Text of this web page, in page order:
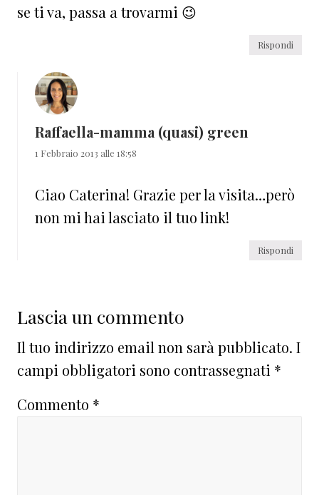
se ti va, passa a trovarmi 😉
Rispondi
Raffaella-mamma (quasi) green
1 Febbraio 2013 alle 18:58
Ciao Caterina! Grazie per la visita…però
non mi hai lasciato il tuo link!
Rispondi
Lascia un commento
Il tuo indirizzo email non sarà pubblicato. I
campi obbligatori sono contrassegnati *
Commento *